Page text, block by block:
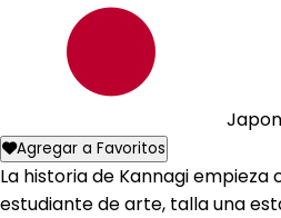
Agregar a Favoritos
La historia de Kannagi empieza
estudiante de arte, talla una